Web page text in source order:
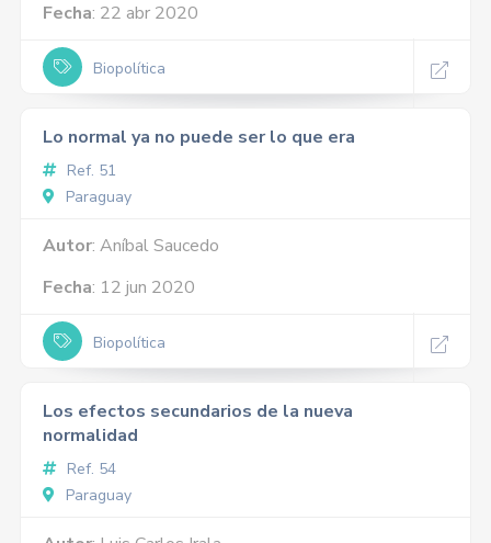
Fecha: 22 abr 2020
Biopolítica
Lo normal ya no puede ser lo que era
Ref. 51
Paraguay
Autor: Aníbal Saucedo
Fecha: 12 jun 2020
Biopolítica
Los efectos secundarios de la nueva
normalidad
Ref. 54
Paraguay